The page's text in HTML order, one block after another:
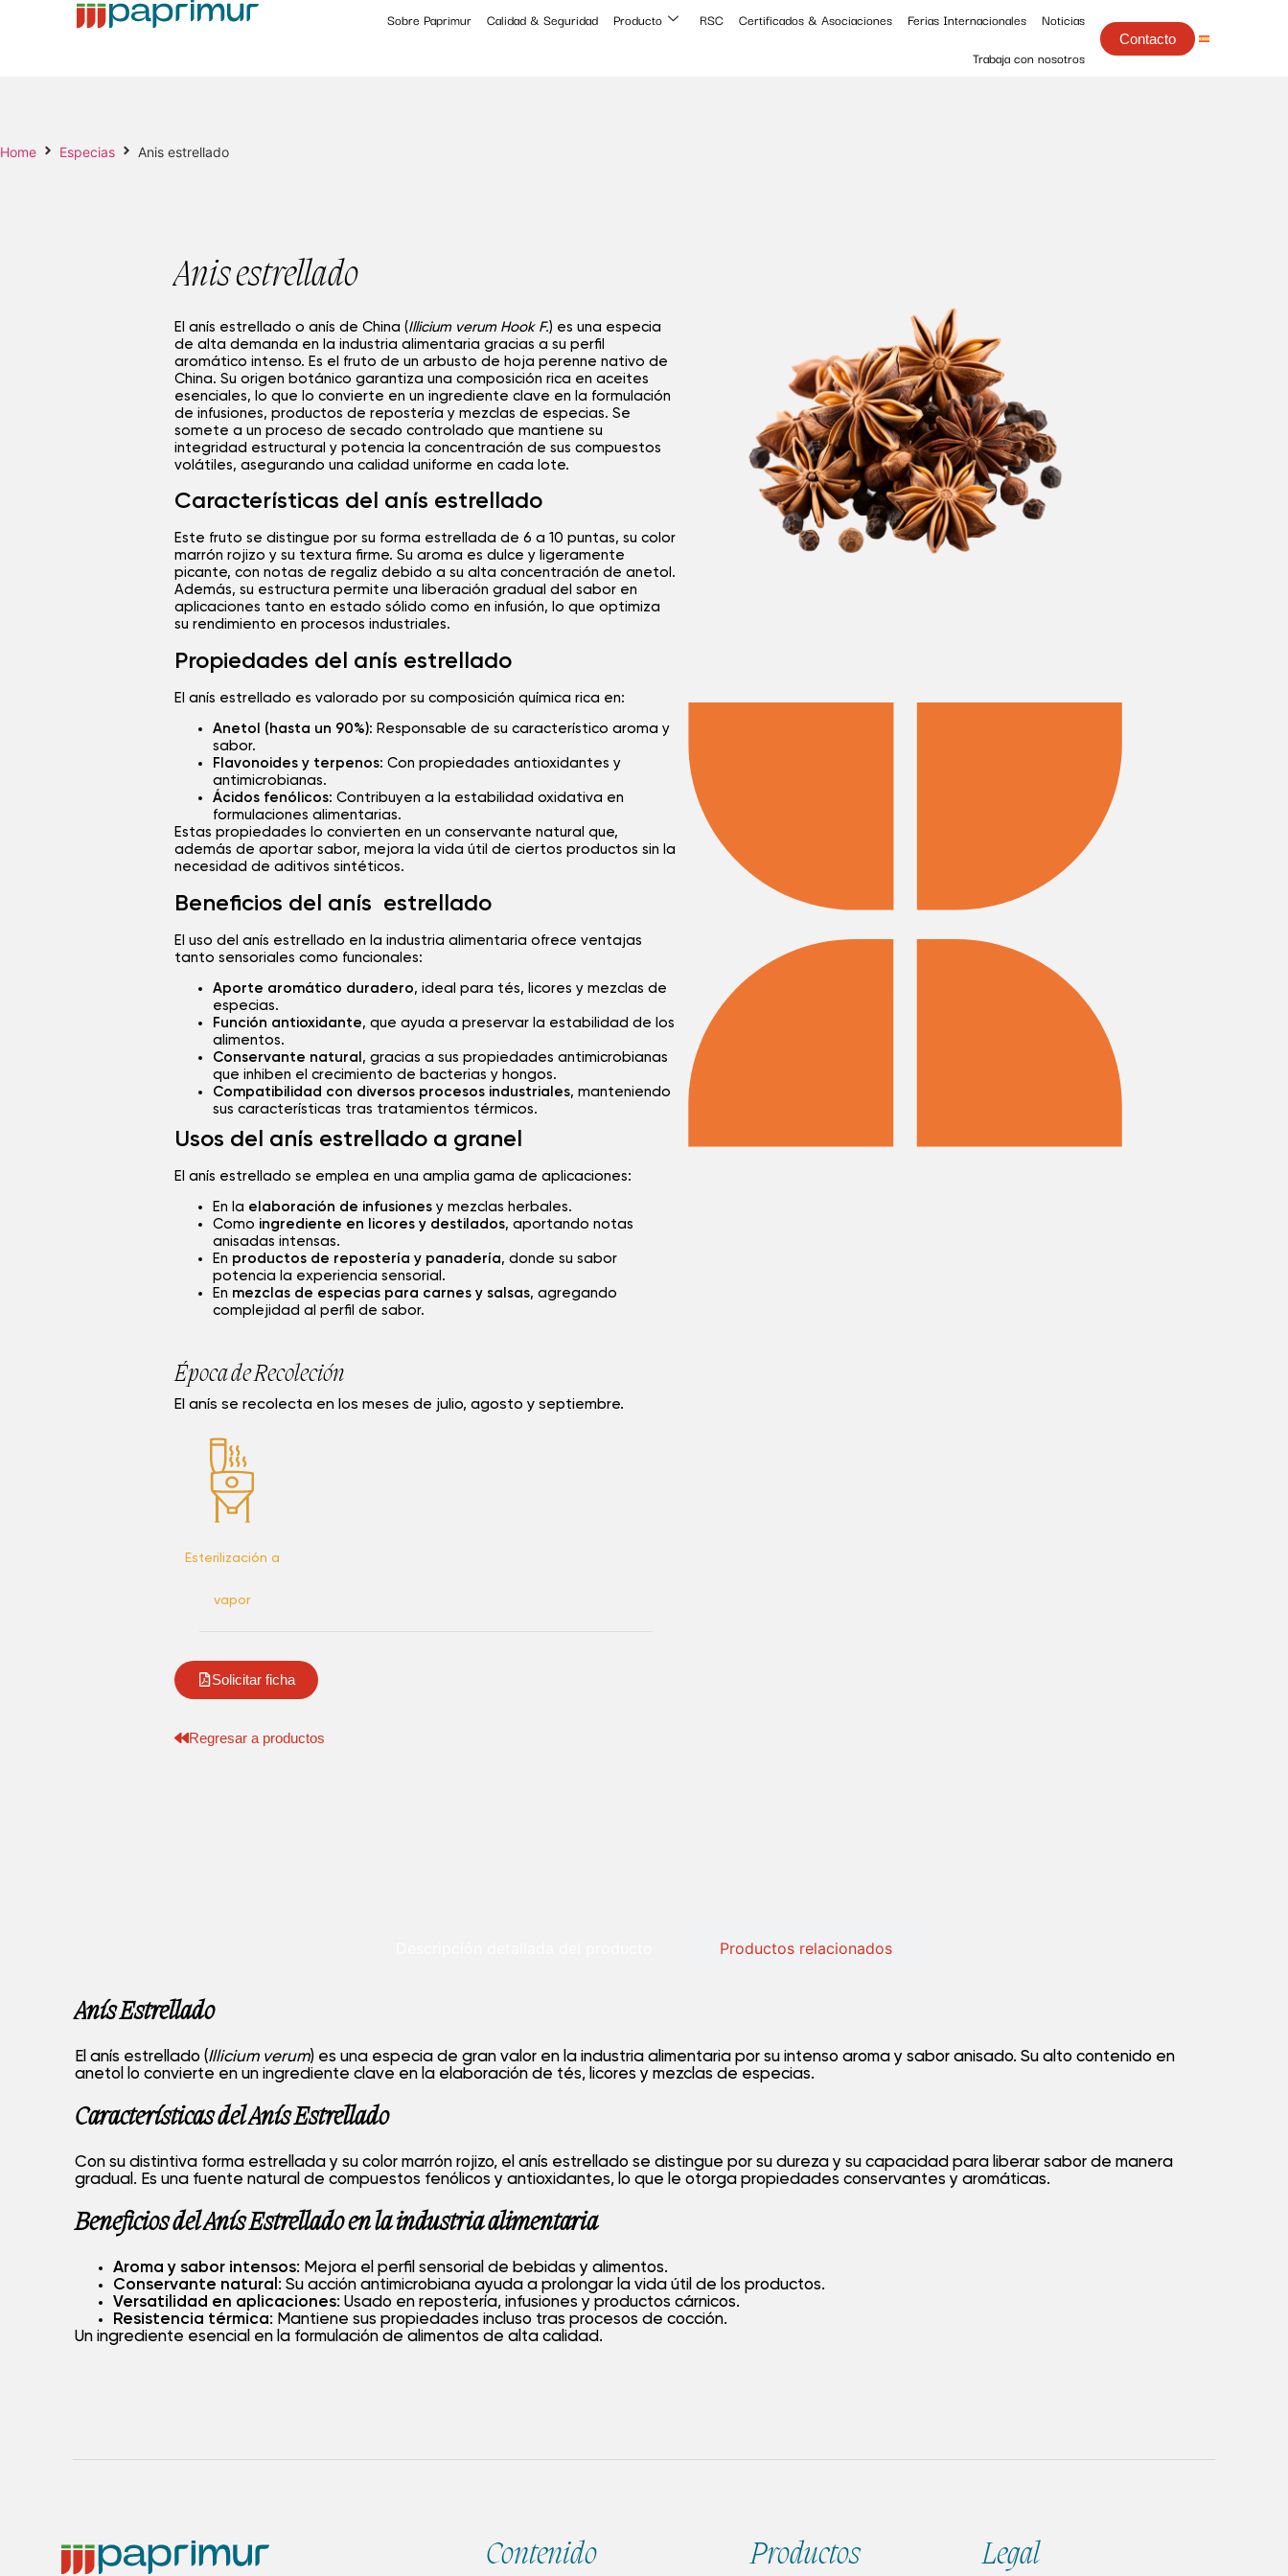
Sobre Paprimur Calidad & Seguridad Producto RSC Certificados & Asociaciones Ferias Internacionales
Noticias
Trabaja con nosotros
Contacto
Home Especias Anis estrellado
Anis estrellado
El anís estrellado o anís de China (Illicium verum Hook F.) es una especia
de alta demanda en la industria alimentaria gracias a su perfil
aromático intenso. Es el fruto de un arbusto de hoja perenne nativo de
China. Su origen botánico garantiza una composición rica en aceites
esenciales, lo que lo convierte en un ingrediente clave en la formulación
de infusiones, productos de repostería y mezclas de especias. Se
somete a un proceso de secado controlado que mantiene su
integridad estructural y potencia la concentración de sus compuestos
volátiles, asegurando una calidad uniforme en cada lote.
Características del anís estrellado
Este fruto se distingue por su forma estrellada de 6 a 10 puntas, su color
marrón rojizo y su textura firme. Su aroma es dulce y ligeramente
picante, con notas de regaliz debido a su alta concentración de anetol.
Además, su estructura permite una liberación gradual del sabor en
aplicaciones tanto en estado sólido como en infusión, lo que optimiza
su rendimiento en procesos industriales.
Propiedades del anís estrellado
El anís estrellado es valorado por su composición química rica en:
Anetol (hasta un 90%): Responsable de su característico aroma y
sabor.
Flavonoides y terpenos: Con propiedades antioxidantes y
antimicrobianas.
Ácidos fenólicos: Contribuyen a la estabilidad oxidativa en
formulaciones alimentarias.
Estas propiedades lo convierten en un conservante natural que,
además de aportar sabor, mejora la vida útil de ciertos productos sin la
necesidad de aditivos sintéticos.
Beneficios del anís estrellado
El uso del anís estrellado en la industria alimentaria ofrece ventajas
tanto sensoriales como funcionales:
Aporte aromático duradero, ideal para tés, licores y mezclas de
especias.
Función antioxidante, que ayuda a preservar la estabilidad de los
alimentos.
Conservante natural , gracias a sus propiedades antimicrobianas
que inhiben el crecimiento de bacterias y hongos.
Compatibilidad con diversos procesos industriales, manteniendo
sus características tras tratamientos térmicos.
Usos del anís estrellado a granel
El anís estrellado se emplea en una amplia gama de aplicaciones:
En la elaboración de infusiones y mezclas herbales.
Como ingrediente en licores y destilados, aportando notas
anisadas intensas.
En productos de repostería y panadería, donde su sabor
potencia la experiencia sensorial.
En mezclas de especias para carnes y salsas, agregando
complejidad al perfil de sabor.
Época de Recoleción
El anís se recolecta en los meses de julio, agosto y septiembre.
Esterilización a
vapor
Solicitar ficha
Regresar a productos
Productos relacionados
Anís Estrellado
El anís estrellado (Illicium verum) es una especia de gran valor en la industria alimentaria por su intenso aroma y sabor anisado. Su alto contenido en
anetol lo convierte en un ingrediente clave en la elaboración de tés, licores y mezclas de especias.
Características del Anís Estrellado
Con su distintiva forma estrellada y su color marrón rojizo, el anís estrellado se distingue por su dureza y su capacidad para liberar sabor de manera
gradual. Es una fuente natural de compuestos fenólicos y antioxidantes, lo que le otorga propiedades conservantes y aromáticas.
Beneficios del Anís Estrellado en la industria alimentaria
Aroma y sabor intensos: Mejora el perfil sensorial de bebidas y alimentos.
Conservante natural : Su acción antimicrobiana ayuda a prolongar la vida útil de los productos.
Versatilidad en aplicaciones: Usado en repostería, infusiones y productos cárnicos.
Resistencia térmica: Mantiene sus propiedades incluso tras procesos de cocción.
Un ingrediente esencial en la formulación de alimentos de alta calidad.
Contenido Productos Legal
Solicitud de Ficha de Producto